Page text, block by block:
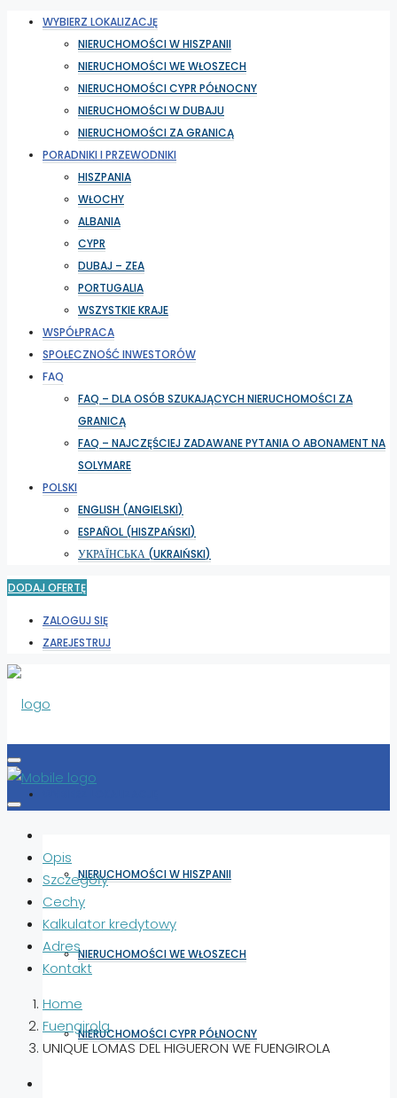
WYBIERZ LOKALIZACJĘ
NIERUCHOMOŚCI W HISZPANII
NIERUCHOMOŚCI WE WŁOSZECH
NIERUCHOMOŚCI CYPR PÓŁNOCNY
NIERUCHOMOŚCI W DUBAJU
NIERUCHOMOŚCI ZA GRANICĄ
PORADNIKI I PRZEWODNIKI
HISZPANIA
WŁOCHY
ALBANIA
CYPR
DUBAJ – ZEA
PORTUGALIA
WSZYSTKIE KRAJE
WSPÓŁPRACA
SPOŁECZNOŚĆ INWESTORÓW
FAQ
FAQ – DLA OSÓB SZUKAJĄCYCH NIERUCHOMOŚCI ZA
GRANICĄ
FAQ – NAJCZĘŚCIEJ ZADAWANE PYTANIA O ABONAMENT NA
SOLYMARE
POLSKI
ENGLISH (ANGIELSKI)
ESPAÑOL (HISZPAŃSKI)
УКРАЇНСЬКА (UKRAIŃSKI)
DODAJ OFERTĘ
ZALOGUJ SIĘ
ZAREJESTRUJ
NIERUCHOMOŚCI W HISZPANII
NIERUCHOMOŚCI WE WŁOSZECH
NIERUCHOMOŚCI CYPR PÓŁNOCNY
Opis
Szczegóły
Cechy
Kalkulator kredytowy
Adres
Kontakt
Home
Fuengirola
UNIQUE LOMAS DEL HIGUERON WE FUENGIROLA